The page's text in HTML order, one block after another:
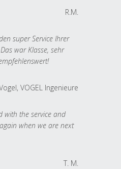
R.M.
super Service Ihrer
war Klasse, sehr
VOGEL Ingenieure
with the service and
when we are next
T. M.